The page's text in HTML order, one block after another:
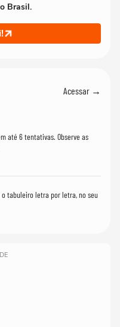
Brasil.
Acessar →
até 6 tentativas. Observe as
tabuleiro letra por letra, no seu